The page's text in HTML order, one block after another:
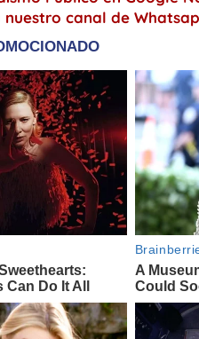
nuestro canal de